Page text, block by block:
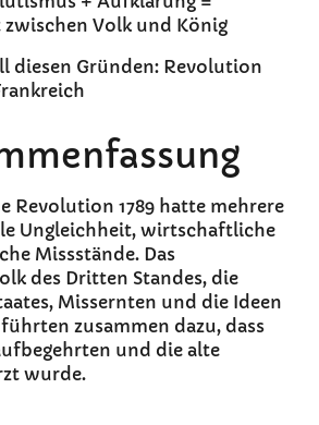
Volk und König
diesen Gründen: Revolution
Revolution 1789 hatte mehrere
Ungleichheit, wirtschaftliche
Missstände. Das
des Dritten Standes, die
Missernten und die Ideen
zusammen dazu, dass
und die alte
wurde.